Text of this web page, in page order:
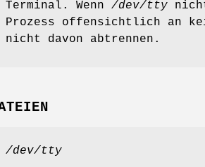
Terminal. Wenn /dev/tty
Prozess offensichtlich an
nicht davon abtrennen.
/dev/tty